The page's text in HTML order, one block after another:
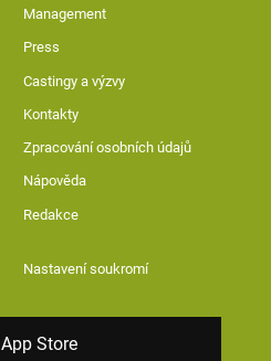
Management
Press
Castingy a výzvy
Kontakty
Zpracování osobních údajů
Nápověda
Redakce
Nastavení soukromí
App Store